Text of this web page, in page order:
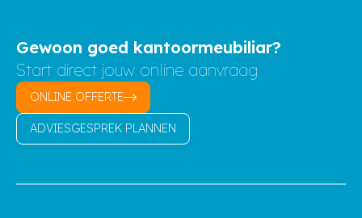
Gewoon goed kantoormeubiliar?
Start direct jouw online aanvraag
ONLINE OFFERTE
ADVIESGESPREK PLANNEN